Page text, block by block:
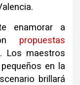
enamorar a
propuestas
Los maestros
en la
brillará